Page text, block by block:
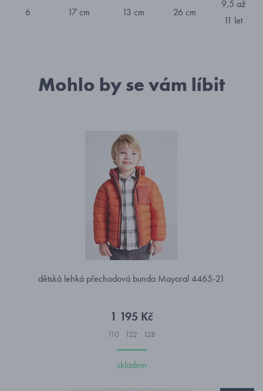
6 17 cm 13 cm 26 cm
9,5 až
11 let
Mohlo by se vám líbit
dětská lehká přechodová bunda Mayoral 4465-21
1 195 Kč
110 122 128
skladem